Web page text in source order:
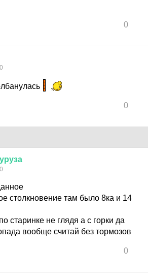
0
0
столкновение там было 8ка и 14
старинке не глядя а с горки да
вообще считай без тормозов
0